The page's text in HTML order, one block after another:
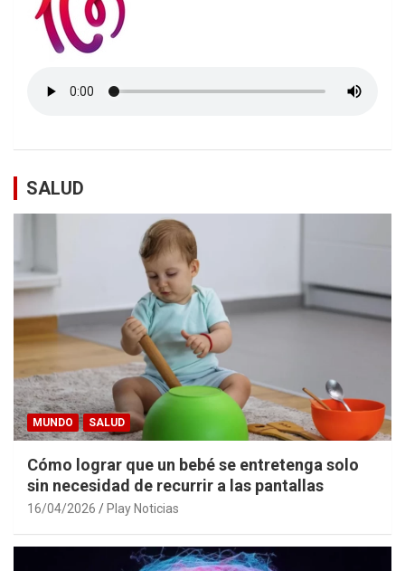
SALUD
MUNDO SALUD
Cómo lograr que un bebé se entretenga solo
sin necesidad de recurrir a las pantallas
16/04/2026 Play Noticias